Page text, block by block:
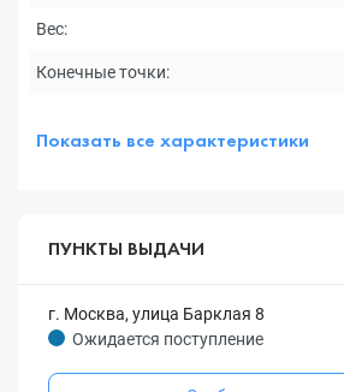
Вес:
Конечные точки:
Показать все характеристики
ПУНКТЫ ВЫДАЧИ
г. Москва, улица Барклая 8
Ожидается поступление